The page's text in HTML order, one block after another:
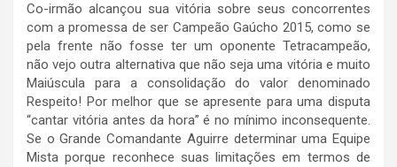
Co-irmão alcançou sua vitória sobre seus concorrentes
com a promessa de ser Campeão Gaúcho 2015, como se
pela frente não fosse ter um oponente Tetracampeão,
não vejo outra alternativa que não seja uma vitória e muito
Maiúscula para a consolidação do valor denominado
Respeito! Por melhor que se apresente para uma disputa
“cantar vitória antes da hora” é no mínimo inconsequente.
Se o Grande Comandante Aguirre determinar uma Equipe
Mista porque reconhece suas limitações em termos de